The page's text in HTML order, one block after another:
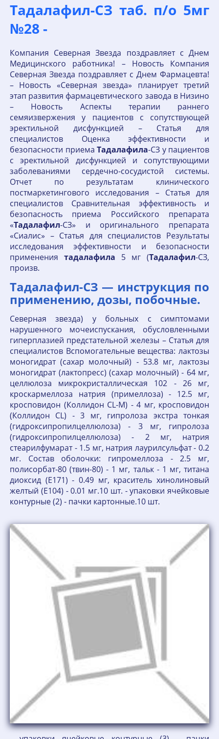
Тадалафил-СЗ таб. п/о 5мг
№28 -
Компания Северная Звезда поздравляет с Днем
Медицинского работника! – Новость Компания
Северная Звезда поздравляет с Днем Фармацевта!
– Новость «Северная звезда» планирует третий
этап развития фармацевтического завода в Низино
– Новость Аспекты терапии раннего
семяизвержения у пациентов с сопутствующей
эректильной дисфункцией – Статья для
специалистов Оценка эффективности и
безопасности приема Тадалафила-СЗ у пациентов
с эректильной дисфункцией и сопутствующими
заболеваниями сердечно-сосудистой системы.
Отчет по результатам клинического
постмаркетингового исследования – Статья для
специалистов Сравнительная эффективность и
безопасность приема Российского препарата
«Тадалафил-СЗ» и оригинального препарата
«Сиалис» – Статья для специалистов Результаты
исследования эффективности и безопасности
применения тадалафила 5 мг (Тадалафил-СЗ,
произв.
Тадалафил-СЗ — инструкция по
применению, дозы, побочные.
Северная звезда) у больных с симптомами
нарушенного мочеиспускания, обусловленными
гиперплазией предстательной железы – Статья для
специалистов Вспомогательные вещества: лактозы
моногидрат (сахар молочный) - 53.8 мг, лактозы
моногидрат (лактопресс) (сахар молочный) - 64 мг,
целлюлоза микрокристаллическая 102 - 26 мг,
кроскармеллоза натрия (примеллоза) - 12.5 мг,
кросповидон (Коллидон CL-M) - 4 мг, кросповидон
(Коллидон CL) - 3 мг, гипролоза экстра тонкая
(гидроксипропилцеллюлоза) - 3 мг, гипролоза
(гидроксипропилцеллюлоза) - 2 мг, натрия
стеарилфумарат - 1.5 мг, натрия лаурилсульфат - 0.2
мг. Состав оболочки: гипромеллоза - 2.5 мг,
полисорбат-80 (твин-80) - 1 мг, тальк - 1 мг, титана
диоксид (Е171) - 0.49 мг, краситель хинолиновый
желтый (Е104) - 0.01 мг.10 шт. - упаковки ячейковые
контурные (2) - пачки картонные.10 шт.